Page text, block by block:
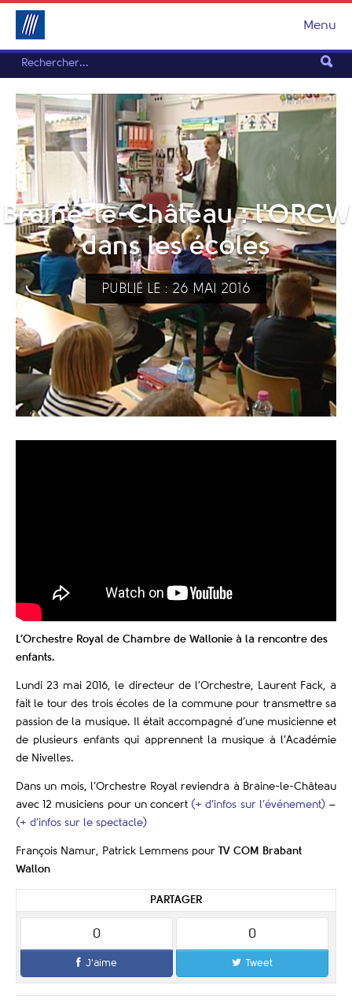
Menu
Braine-le-Château : l'ORCW
dans les écoles
PUBLIÉ LE : 26 MAI 2016
L’Orchestre Royal de Chambre de Wallonie à la rencontre des
enfants.
Lundi 23 mai 2016, le directeur de l’Orchestre, Laurent Fack, a
fait le tour des trois écoles de la commune pour transmettre sa
passion de la musique. Il était accompagné d’une musicienne et
de plusieurs enfants qui apprennent la musique à l’Académie
de Nivelles.
Dans un mois, l’Orchestre Royal reviendra à Braine-le-Château
avec 12 musiciens pour un concert (+ d’infos sur l’événement)–
(+ d’infos sur le spectacle)
François Namur, Patrick Lemmens pour
TV COM Brabant
Wallon
PARTAGER
0
J'aime
0
Tweet